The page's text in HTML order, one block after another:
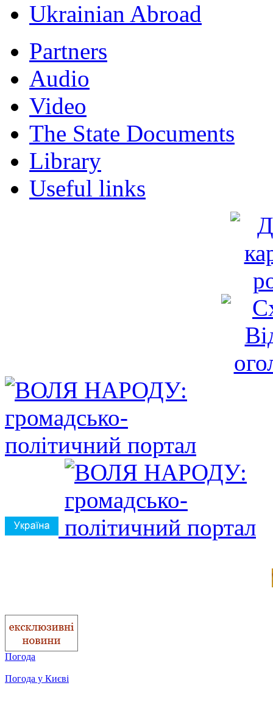
Ukrainian Abroad
Partners
Audio
Video
The State Documents
Library
Useful links
Погода
Погода у Києві